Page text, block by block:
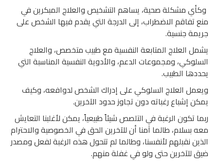
وكأي مشكلة صحية، يساهم التشخيص والعلاج المبكرين في
منع تفاقم الاضطراب، إلى الدرجة التي يقدم فيها الشخص على
جريمة جنسية.
يشمل العلاج المتابعة النفسية مع طبيب متخصص، والعلاج
السلوكي، ومجموعات الدعم، والأدوية النفسية المناسبة التي
يحددها الطبيب.
ويعمل العلاج السلوكي على إدراك الشخص لدوافعه، وكيف
يمكن إشباع رغباته دون تجاوز حدود الآخرين.
ربما تكون الرغبة في التلصص شيئاً طبيعياً، يمكن لأغلبنا التعايش
معه بسلام، طالما آمنا أن للآخرين الحق في الخصوصية والاحترام
الذين نقبلهم لأنفسنا، وطالما لم تتحول هذه الرغبة لفعل ومصدر
ضيق للآخرين حتى ولو في غفلة منهم.